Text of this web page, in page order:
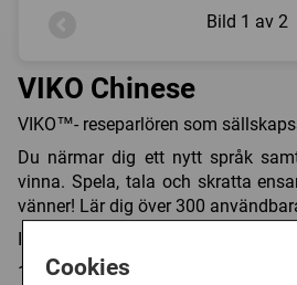
Cookies
Bild 1 av 2
VIKO Chinese
VIKO™- reseparlören som
Du närmar dig ett nytt språk
vinna. Spela, tala och skratta
vänner! Lär dig över 300
108 kort med ord och fraser i 4